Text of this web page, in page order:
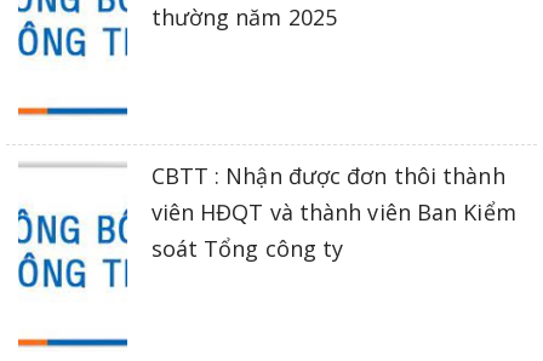
thường năm 2025
CBTT : Nhận được đơn thôi thành
viên HĐQT và thành viên Ban Kiểm
soát Tổng công ty